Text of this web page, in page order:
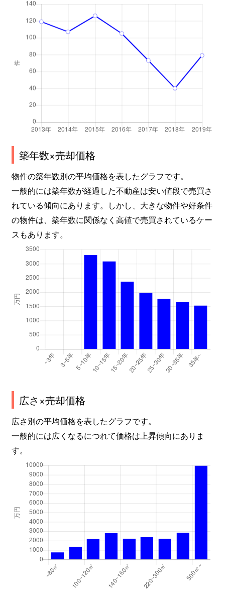
枇杷庄 600万円 富野荘 徒歩5分
枇杷庄
1,400万円 富野荘
枇杷庄
富野荘 徒歩4分
水主
徒歩14分
築年数×売却価格
物件の築年数別の平均価格を表したグラフです。
一般的には築年数が経過した不動産は安い値段で売買さ
れている傾向にあります。しかし、大きな物件や好条件
の物件は、築年数に関係なく高値で売買されているケー
スもあります。
広さ×売却価格
広さ別の平均価格を表したグラフです。
一般的には広くなるにつれて価格は上昇傾向にありま
す。